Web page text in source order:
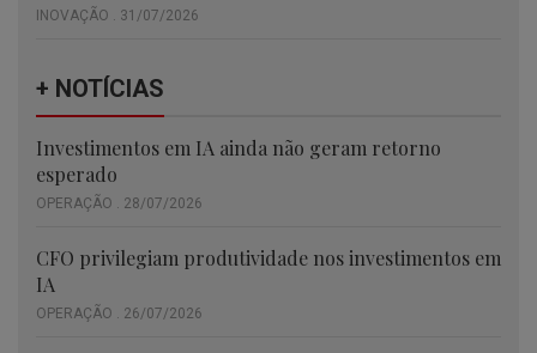
INOVAÇÃO . 31/07/2026
+ NOTÍCIAS
Investimentos em IA ainda não geram retorno
esperado
OPERAÇÃO . 28/07/2026
CFO privilegiam produtividade nos investimentos em
IA
OPERAÇÃO . 26/07/2026